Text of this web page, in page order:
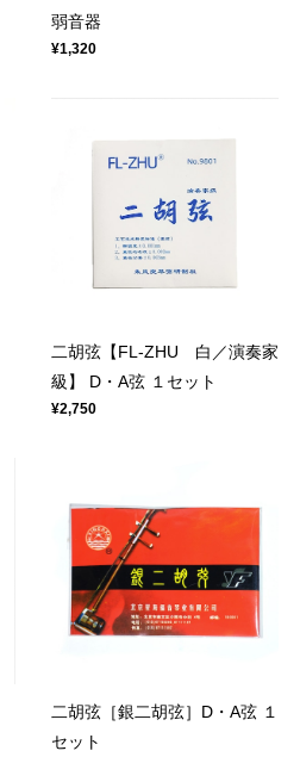
弱音器
¥1,320
二胡弦【FL-ZHU 白／演奏家
級】 D・A弦 １セット
¥2,750
二胡弦［銀二胡弦］D・A弦 １
セット